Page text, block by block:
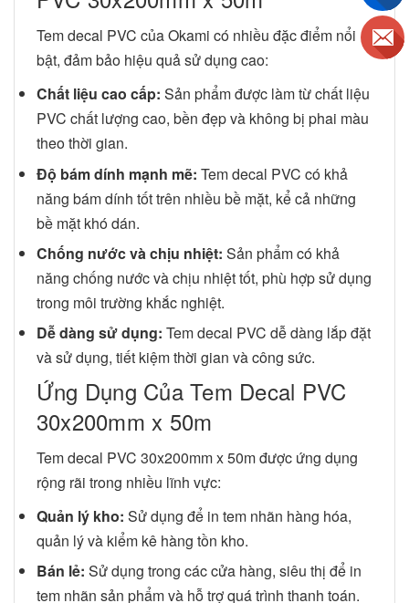
Tem decal PVC của Okami có nhiều đặc điểm nổi
bật, đảm bảo hiệu quả sử dụng cao:
Chất liệu cao cấp: Sản phẩm được làm từ chất liệu
PVC chất lượng cao, bền đẹp và không bị phai màu
theo thời gian.
Độ bám dính mạnh mẽ: Tem decal PVC có khả
năng bám dính tốt trên nhiều bề mặt, kể cả những
bề mặt khó dán.
Chống nước và chịu nhiệt: Sản phẩm có khả
năng chống nước và chịu nhiệt tốt, phù hợp sử dụng
trong môi trường khắc nghiệt.
Dễ dàng sử dụng: Tem decal PVC dễ dàng lắp đặt
và sử dụng, tiết kiệm thời gian và công sức.
Ứng Dụng Của Tem Decal PVC
30x200mm x 50m
Tem decal PVC 30x200mm x 50m được ứng dụng
rộng rãi trong nhiều lĩnh vực:
Quản lý kho: Sử dụng để in tem nhãn hàng hóa,
quản lý và kiểm kê hàng tồn kho.
Bán lẻ: Sử dụng trong các cửa hàng, siêu thị để in
tem nhãn sản phẩm và hỗ trợ quá trình thanh toán.